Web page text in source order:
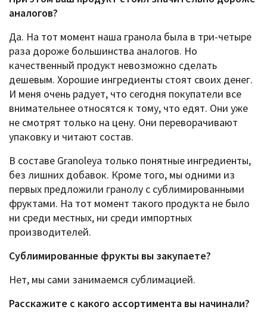
аналогов?
Да. На тот момент наша гранола была в три-четыре
раза дороже большинства аналогов. Но
качественный продукт невозможно сделать
дешевым. Хорошие ингредиенты стоят своих денег.
И меня очень радует, что сегодня покупатели все
внимательнее относятся к тому, что едят. Они уже
не смотрят только на цену. Они переворачивают
упаковку и читают состав.
В составе Granoleya только понятные ингредиенты,
без лишних добавок. Кроме того, мы одними из
первых предложили гранолу с сублимированными
фруктами. На тот момент такого продукта не было
ни среди местных, ни среди импортных
производителей.
Сублимированные фрукты вы закупаете?
Нет, мы сами занимаемся сублимацией.
Расскажите c какого ассортимента вы начинали?